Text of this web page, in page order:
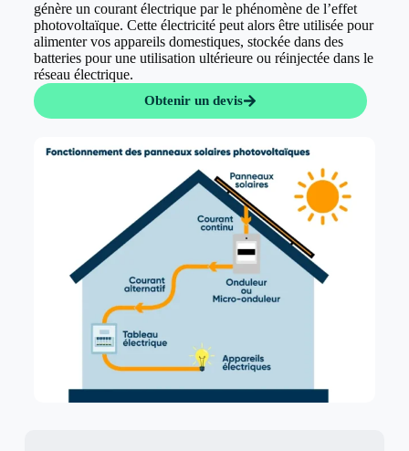
génère un courant électrique par le phénomène de l’effet
photovoltaïque. Cette électricité peut alors être utilisée pour
alimenter vos appareils domestiques, stockée dans des
batteries pour une utilisation ultérieure ou réinjectée dans le
réseau électrique.
Obtenir un devis